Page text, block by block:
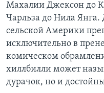
Махалии Джексон до
Чарльза до Нила Янга.
сельской Америки
исключительно в
комическом
хиллбилли может
дурачок, но и